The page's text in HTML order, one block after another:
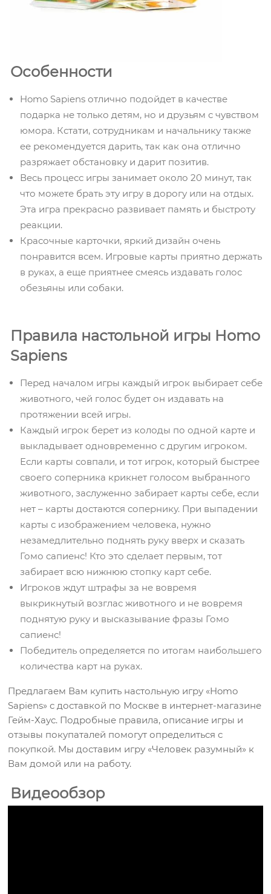
Особенности
Homo Sapiens отлично подойдет в качестве
подарка не только детям, но и друзьям с чувством
юмора. Кстати, сотрудникам и начальнику также
ее рекомендуется дарить, так как она отлично
разряжает обстановку и дарит позитив.
Весь процесс игры занимает около 20 минут, так
что можете брать эту игру в дорогу или на отдых.
Эта игра прекрасно развивает память и быстроту
реакции.
Красочные карточки, яркий дизайн очень
понравится всем. Игровые карты приятно держать
в руках, а еще приятнее смеясь издавать голос
обезьяны или собаки.
Правила настольной игры Homo
Sapiens
Перед началом игры каждый игрок выбирает себе
животного, чей голос будет он издавать на
протяжении всей игры.
Каждый игрок берет из колоды по одной карте и
выкладывает одновременно с другим игроком.
Если карты совпали, и тот игрок, который быстрее
своего соперника крикнет голосом выбранного
животного, заслуженно забирает карты себе, если
нет – карты достаются сопернику. При выпадении
карты с изображением человека, нужно
незамедлительно поднять руку вверх и сказать
Гомо сапиенс! Кто это сделает первым, тот
забирает всю нижнюю стопку карт себе.
Игроков ждут штрафы за не вовремя
выкрикнутый возглас животного и не вовремя
поднятую руку и высказывание фразы Гомо
сапиенс!
Победитель определяется по итогам наибольшего
количества карт на руках.
Предлагаем Вам купить настольную игру «Homo
Sapiens» с доставкой по Москве в интернет-магазине
Гейм-Хаус. Подробные правила, описание игры и
отзывы покупаталей помогут определиться с
покупкой. Мы доставим игру «Человек разумный» к
Вам домой или на работу.
Видеообзор